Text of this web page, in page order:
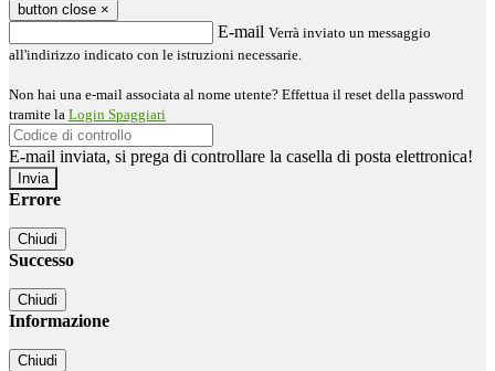
button close ×
E-mail Verrà inviato un messaggio
all'indirizzo indicato con le istruzioni necessarie.
Non hai una e-mail associata al nome utente? Effettua il reset della password
tramite la Login Spaggiari
E-mail inviata, si prega di controllare la casella di posta elettronica!
Errore
Chiudi
Successo
Chiudi
Informazione
Chiudi